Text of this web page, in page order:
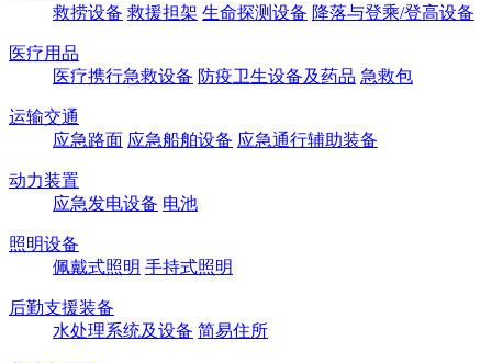
救捞设备 救援担架 生命探测设备 降落与登乘/登高设备
医疗用品
医疗携行急救设备 防疫卫生设备及药品 急救包
运输交通
应急路面 应急船舶设备 应急通行辅助装备
动力装置
应急发电设备 电池
照明设备
佩戴式照明 手持式照明
后勤支援装备
水处理系统及设备 简易住所